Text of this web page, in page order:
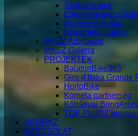
Szabályzatok
Elnökségi
Határozatok tára
Közérdekű adatok
MKSZ Adatbázis
MKSZ Galéria
PROJEKTEK
BalatonBike365
Giro d’Italia Grande
HortoBike
Kometa partnerség
Kőbányai
TOP PLUSZ
ÁRUHÁZ
KAPCSOLAT